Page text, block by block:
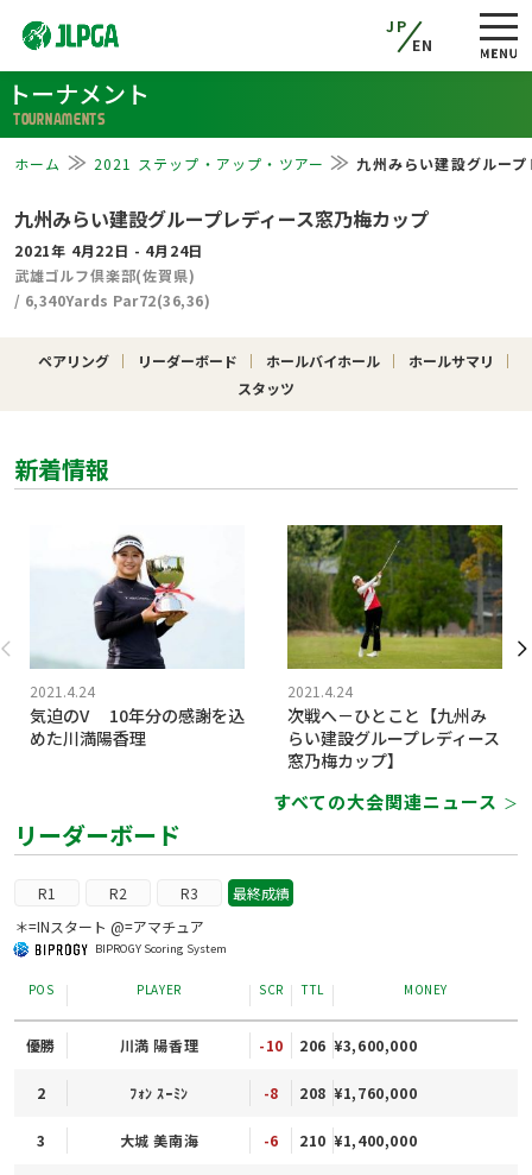
JP
EN
トーナメント
TOURNAMENTS
ホーム 2021 ステップ・アップ・ツアー 九州みらい建設グルー
九州みらい建設グループレディース窓乃梅カップ
2021年 4月22日 - 4月24日
武雄ゴルフ倶楽部(佐賀県)
/ 6,340Yards Par72(36,36)
ペアリング リーダーボード ホールバイホール
ホールサマリ
スタッツ
新着情報
2021.4.24
気迫のV 10年分の感謝を込
めた川満陽香理
2021.4.24
次戦へ－ひとこと【九州み
らい建設グループレディース
窓乃梅カップ】
すべての大会関連ニュース ＞
リーダーボード
R1 R2 R3 最終成績
BIPROGY Scoring System
＊=INスタート @=アマチュア
POS PLAYER SCR TTL MONEY
優勝 川満 陽香理 -10 206 ¥3,600,000
2 ﾌｫﾝ ｽｰﾐﾝ -8 208 ¥1,760,000
3 大城 美南海 -6 210 ¥1,400,000